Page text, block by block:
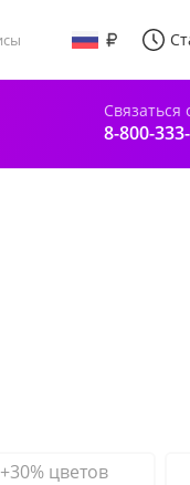
Связаться
8-800-
+30% цветов